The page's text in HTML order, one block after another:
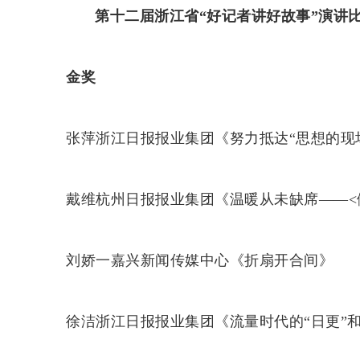
第十二届浙江省“好记者讲好故事”演讲
金奖
张萍浙江日报报业集团《努力抵达“思想的现
戴维杭州日报报业集团《温暖从未缺席——<
刘娇一嘉兴新闻传媒中心《折扇开合间》
徐洁浙江日报报业集团《流量时代的“日更”